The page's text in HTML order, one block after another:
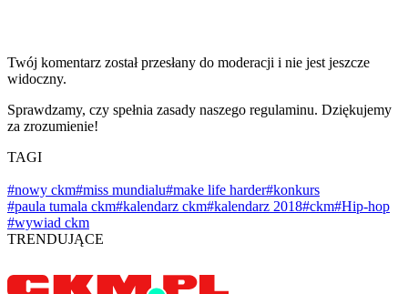
Twój komentarz został przesłany do moderacji i nie jest jeszcze
widoczny.
Sprawdzamy, czy spełnia zasady naszego regulaminu. Dziękujemy
za zrozumienie!
TAGI
#nowy ckm#miss mundialu#make life harder#konkurs
#paula tumala ckm#kalendarz ckm#kalendarz 2018#ckm#Hip-hop
#wywiad ckm
TRENDUJĄCE